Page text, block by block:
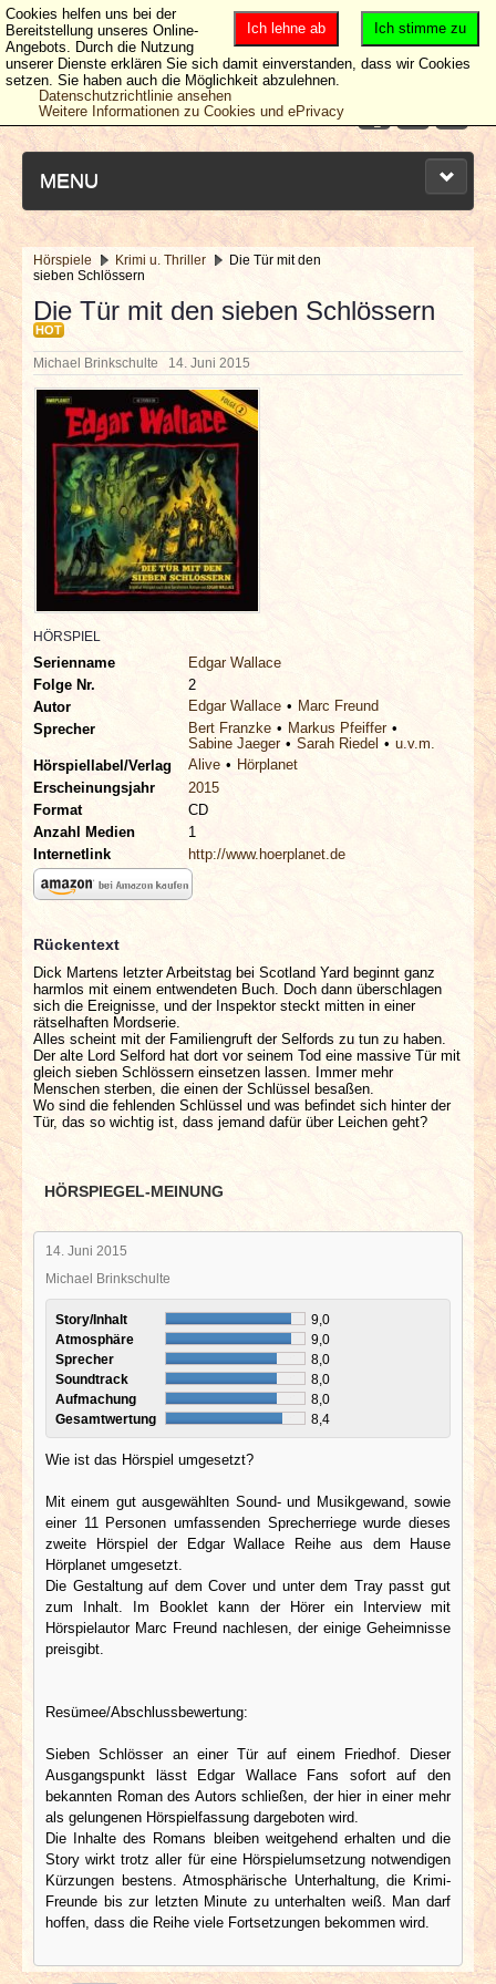
MENU
NEUESTE ARTIKEL
NEWS & DATES
BERICHTE
VERLOSUNGEN
INTERVIEWS
SPECIALS
REDAKTION
LINKS
ARCHIV
Hörspiele Krimi u. Thriller
Die Tür mit den
sieben Schlössern
Die Tür mit den sieben Schlössern
HOT
Michael Brinkschulte 14. Juni 2015
HÖRSPIEL
Serienname
Edgar Wallace
Folge Nr.
2
Autor
Edgar Wallace
Marc Freund
Sprecher
Bert Franzke
Markus Pfeiffer
Sabine Jaeger
Sarah Riedel
u.v.m.
Hörspiellabel/Verlag
Alive
Hörplanet
Erscheinungsjahr
2015
Format
CD
Anzahl Medien
1
Internetlink
http://www.hoerplanet.de
Rückentext
Dick Martens letzter Arbeitstag bei Scotland Yard beginnt ganz
harmlos mit einem entwendeten Buch. Doch dann überschlagen
sich die Ereignisse, und der Inspektor steckt mitten in einer
rätselhaften Mordserie.
Alles scheint mit der Familiengruft der Selfords zu tun zu haben.
Der alte Lord Selford hat dort vor seinem Tod eine massive Tür mit
gleich sieben Schlössern einsetzen lassen. Immer mehr
Menschen sterben, die einen der Schlüssel besaßen.
Wo sind die fehlenden Schlüssel und was befindet sich hinter der
Tür, das so wichtig ist, dass jemand dafür über Leichen geht?
HÖRSPIEGEL-MEINUNG
14. Juni 2015
Michael Brinkschulte
Story/Inhalt
9,0
Atmosphäre
9,0
Sprecher
8,0
Soundtrack
8,0
Aufmachung
8,0
Gesamtwertung
8,4
Wie ist das Hörspiel umgesetzt?
Mit einem gut ausgewählten Sound- und Musikgewand, sowie
einer 11 Personen umfassenden Sprecherriege wurde dieses
zweite Hörspiel der Edgar Wallace Reihe aus dem Hause
Hörplanet umgesetzt.
Die Gestaltung auf dem Cover und unter dem Tray passt gut
zum Inhalt. Im Booklet kann der Hörer ein Interview mit
Hörspielautor Marc Freund nachlesen, der einige Geheimnisse
preisgibt.
Resümee/Abschlussbewertung:
Sieben Schlösser an einer Tür auf einem Friedhof. Dieser
Ausgangspunkt lässt Edgar Wallace Fans sofort auf den
bekannten Roman des Autors schließen, der hier in einer mehr
als gelungenen Hörspielfassung dargeboten wird.
Die Inhalte des Romans bleiben weitgehend erhalten und die
Story wirkt trotz aller für eine Hörspielumsetzung notwendigen
Kürzungen bestens. Atmosphärische Unterhaltung, die Krimi-
Freunde bis zur letzten Minute zu unterhalten weiß. Man darf
hoffen, dass die Reihe viele Fortsetzungen bekommen wird.
Ich stimme zu
Ich lehne ab
Cookies helfen uns bei der
Bereitstellung unseres Online-
Angebots. Durch die Nutzung
unserer Dienste erklären Sie sich damit einverstanden, dass wir Cookies
setzen. Sie haben auch die Möglichkeit abzulehnen.
Datenschutzrichtlinie ansehen
Weitere Informationen zu Cookies und ePrivacy